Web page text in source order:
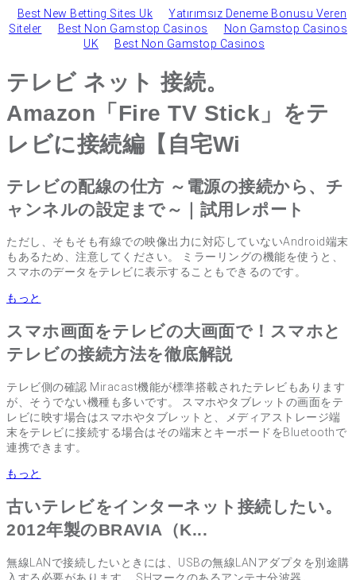
Best New Betting Sites Uk
Yatırımsız Deneme Bonusu Veren
Siteler
Best Non Gamstop Casinos
Non Gamstop Casinos
UK
Best Non Gamstop Casinos
テレビ ネット 接続。
Amazon「Fire TV Stick」をテ
レビに接続編【自宅Wi
テレビの配線の仕方 ～電源の接続から、チ
ャンネルの設定まで～｜試用レポート
ただし、そもそも有線での映像出力に対応していないAndroid端末
もあるため、注意してください。 ミラーリングの機能を使うと、
スマホのデータをテレビに表示することもできるのです。
もっと
スマホ画面をテレビの大画面で！スマホと
テレビの接続方法を徹底解説
テレビ側の確認 Miracast機能が標準搭載されたテレビもあります
が、そうでない機種も多いです。 スマホやタブレットの画面をテ
レビに映す場合はスマホやタブレットと、メディアストレージ端
末をテレビに接続する場合はその端末とキーボードをBluetoothで
連携できます。
もっと
古いテレビをインターネット接続したい。
2012年製のBRAVIA（K...
無線LANで接続したいときには、USBの無線LANアダプタを別途購
入する必要があります。 SHマークのあるアンテナ分波器。